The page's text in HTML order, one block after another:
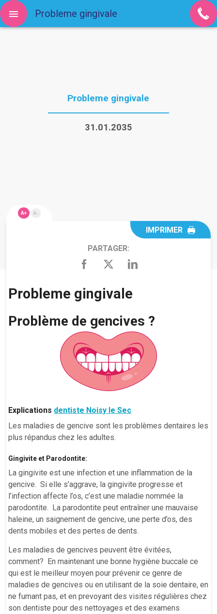
Probleme gingivale
31.01.2035
A+ A-
IMPRIMER
PARTAGER:
Probleme gingivale
Problème de gencives ?
Explications dentiste Noisy le Sec
Les maladies de gencive sont les problèmes dentaires les
plus répandus chez les adultes.
Gingivite et Parodontite:
La gingivite est une infection et une inflammation de la
gencive. Si elle s’aggrave, la gingivite progresse et
l’infection affecte l’os, c’est une maladie nommée la
parodontite. La parodontite peut entraîner une mauvaise
haleine, un saignement de gencive, une perte d’os, des
dents mobiles et des pertes de dents.
Les maladies de gencives peuvent être évitées,
comment? En maintenant une bonne hygiène buccale ce
qui est le meilleur moyen pour prévenir ce genre de
maladies de gencives ou en utilisant de la soie dentaire, en
ne fumant pas, et en prevoyant des visites régulières chez
son dentiste pour des nettoyages et des examens
Probleme gingivale